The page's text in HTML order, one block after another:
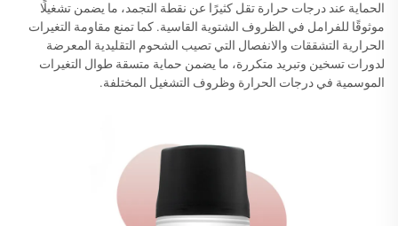
الحماية عند درجات حرارة تقل كثيرًا عن نقطة التجمد، ما يضمن تشغيلًا
موثوقًا للفرامل في الظروف الشتوية القاسية. كما تمنع مقاومة التغيرات
الحرارية التشققات والانفصال التي تصيب الشحوم التقليدية المعرضة
لدورات تسخين وتبريد متكررة، ما يضمن حماية متسقة طوال التغيرات
الموسمية في درجات الحرارة وظروف التشغيل المختلفة.